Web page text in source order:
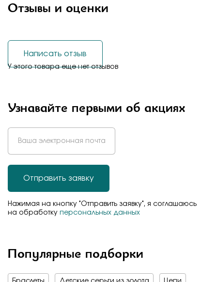
Отзывы и оценки
У этого товара еще нет отзывов
Написать отзыв
Узнавайте первыми об акциях
Отправить заявку
Нажимая на кнопку "Отправить заявку", я соглашаюсь
на обработку персональных данных
Популярные подборки